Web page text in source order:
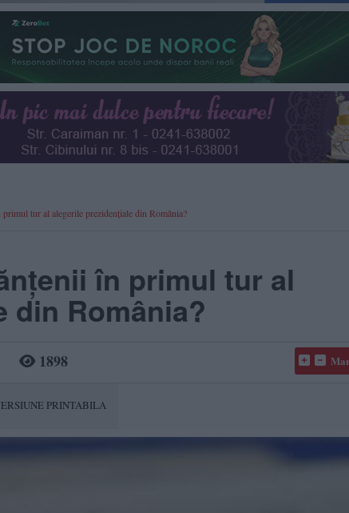
tur al alegerile prezidențiale din România?
în primul tur al
din România?
1898
PRINTABILA